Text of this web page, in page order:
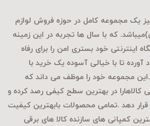
یک مجموعه کامل در حوزه فروش لوازم
که با سال ها تجربه در این زمینه
اینترنتی خود بستری امن را برای رفاه
آورده تا با خیالی آسوده یک خرید با
مجموعه خود را موظف می داند که
کالاهارا در بهترین سطح کیفی رصد کرده و
قرار دهد .تمامی محصولات بابهترین کیفیت
کمپانی های سازنده کالا های برقی